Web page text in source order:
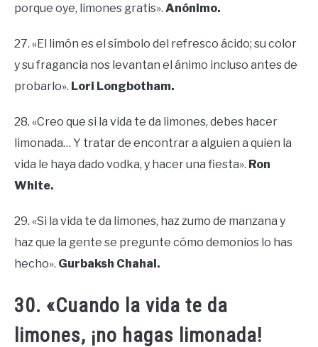
porque oye, limones gratis». Anónimo.
27. «El limón es el símbolo del refresco ácido; su color
y su fragancia nos levantan el ánimo incluso antes de
probarlo». Lori Longbotham.
28. «Creo que si la vida te da limones, debes hacer
limonada… Y tratar de encontrar a alguien a quien la
vida le haya dado vodka, y hacer una fiesta». Ron
White.
29. «Si la vida te da limones, haz zumo de manzana y
haz que la gente se pregunte cómo demonios lo has
hecho». Gurbaksh Chahal.
30. «Cuando la vida te da
limones, ¡no hagas limonada!